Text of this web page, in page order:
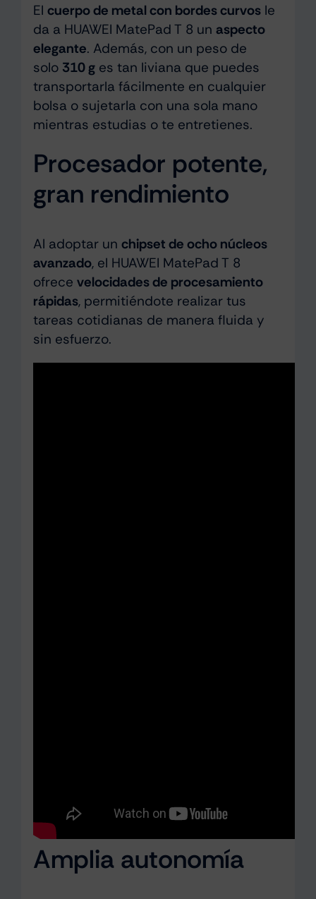
El cuerpo de metal con bordes curvosle
da a HUAWEI MatePad T 8 un aspecto
elegante. Además, con un peso de
solo 310 ges tan liviana que puedes
transportarla fácilmente en cualquier
bolsa o sujetarla con una sola mano
mientras estudias o te entretienes.
Procesador potente,
gran rendimiento
Al adoptar un chipset de ocho núcleos
avanzado, el HUAWEI MatePad T 8
ofrece velocidades de procesamiento
rápidas, permitiéndote realizar tus
tareas cotidianas de manera fluida y
sin esfuerzo.
Amplia autonomía